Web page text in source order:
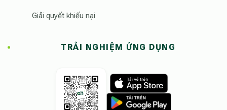
Giải quyết khiếu nại
TRẢI NGHIỆM ỨNG DỤNG